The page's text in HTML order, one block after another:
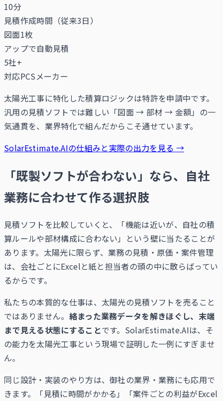
10分
見積作成時間（従来3日）
図面1枚
アップで自動見積
5社+
対応PCSメーカー
太陽光工事に特化した積算ロジックは特許を申請中です。
汎用の見積ソフトでは難しい「図面 → 部材 → 金額」の一
気通貫を、業界特化で組んだからこそ通せています。
SolarEstimate.AIの仕組みと実際の出力を見る →
「既製ソフトが合わない」なら、自社
業務に合わせて作る選択肢
見積ソフトを比較していくと、「機能は近いが、自社の積
算ルールや部材構成に合わない」という壁に当たることが
あります。太陽光に限らず、業務の見積・原価・案件管理
は、会社ごとにExcelと紙と担当者の頭の中に散らばってい
るからです。
私たちの本質的な仕事は、太陽光の見積ソフトを売ること
ではありません。 絡まった業務データを解きほぐし、末端
まで見える状態にすることです。SolarEstimate.AIは、そ
の能力を太陽光工事という現場で証明した一例にすぎませ
ん。
同じ設計・実装のやり方は、御社の業界・業務にも応用で
きます。「見積に時間がかかる」「案件ごとの利益がExcel